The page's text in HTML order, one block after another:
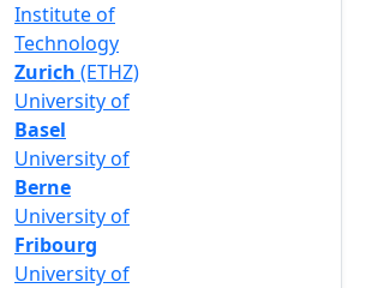
Institute of
Technology
Zurich (ETHZ)
University of
Basel
University of
Berne
University of
Fribourg
University of